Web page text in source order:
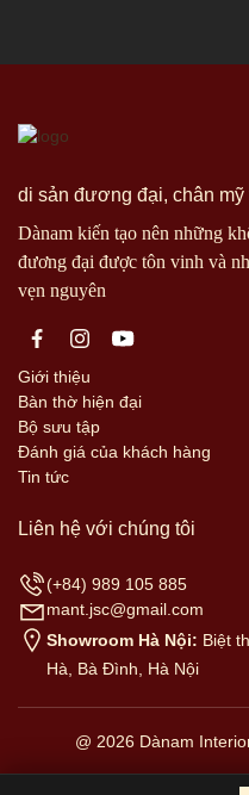
di sản đương đại, chân mỹ
Dànam kiến tạo nên những
đương đại được tôn vinh và
vẹn nguyên
Giới thiệu
Bàn thờ hiện đại
Bộ sưu tập
Đánh giá của khách hàng
Tin tức
Liên hệ với chúng tôi
(+84) 989 105 885
mant.jsc@gmail.com
Showroom Hà Nội: Biệt
Hà, Bà Đình, Hà Nội
@ 2026 Dànam